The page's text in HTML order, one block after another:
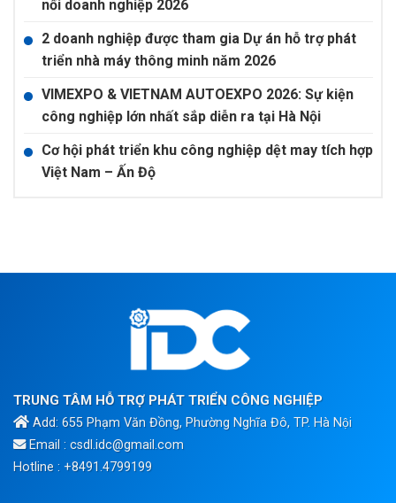
nối doanh nghiệp 2026
2 doanh nghiệp được tham gia Dự án hỗ trợ phát
triển nhà máy thông minh năm 2026
VIMEXPO & VIETNAM AUTOEXPO 2026: Sự kiện
công nghiệp lớn nhất sắp diễn ra tại Hà Nội
Cơ hội phát triển khu công nghiệp dệt may tích hợp
Việt Nam – Ấn Độ
TRUNG TÂM HỖ TRỢ PHÁT TRIỂN CÔNG NGHIỆP
Add: 655 Phạm Văn Đồng, Phường Nghĩa Đô, TP. Hà Nội
Email : csdl.idc@gmail.com
Hotline : +8491.4799199